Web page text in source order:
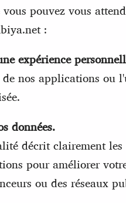
pouvez vous
:
expérience
nos applications ou
données.
décrit clairement
pour améliorer
ou des réseaux